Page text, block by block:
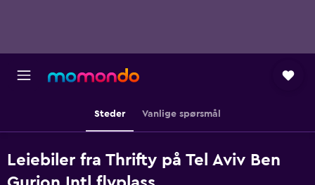
Steder Vanlige spørsmål
Leiebiler fra Thrifty på Tel Aviv Ben